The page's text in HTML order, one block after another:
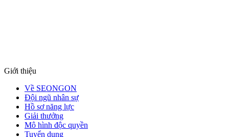
Giới thiệu
Về SEONGON
Đội ngũ nhân sự
Hồ sơ năng lực
Giải thưởng
Mô hình độc quyền
Tuyển dụng